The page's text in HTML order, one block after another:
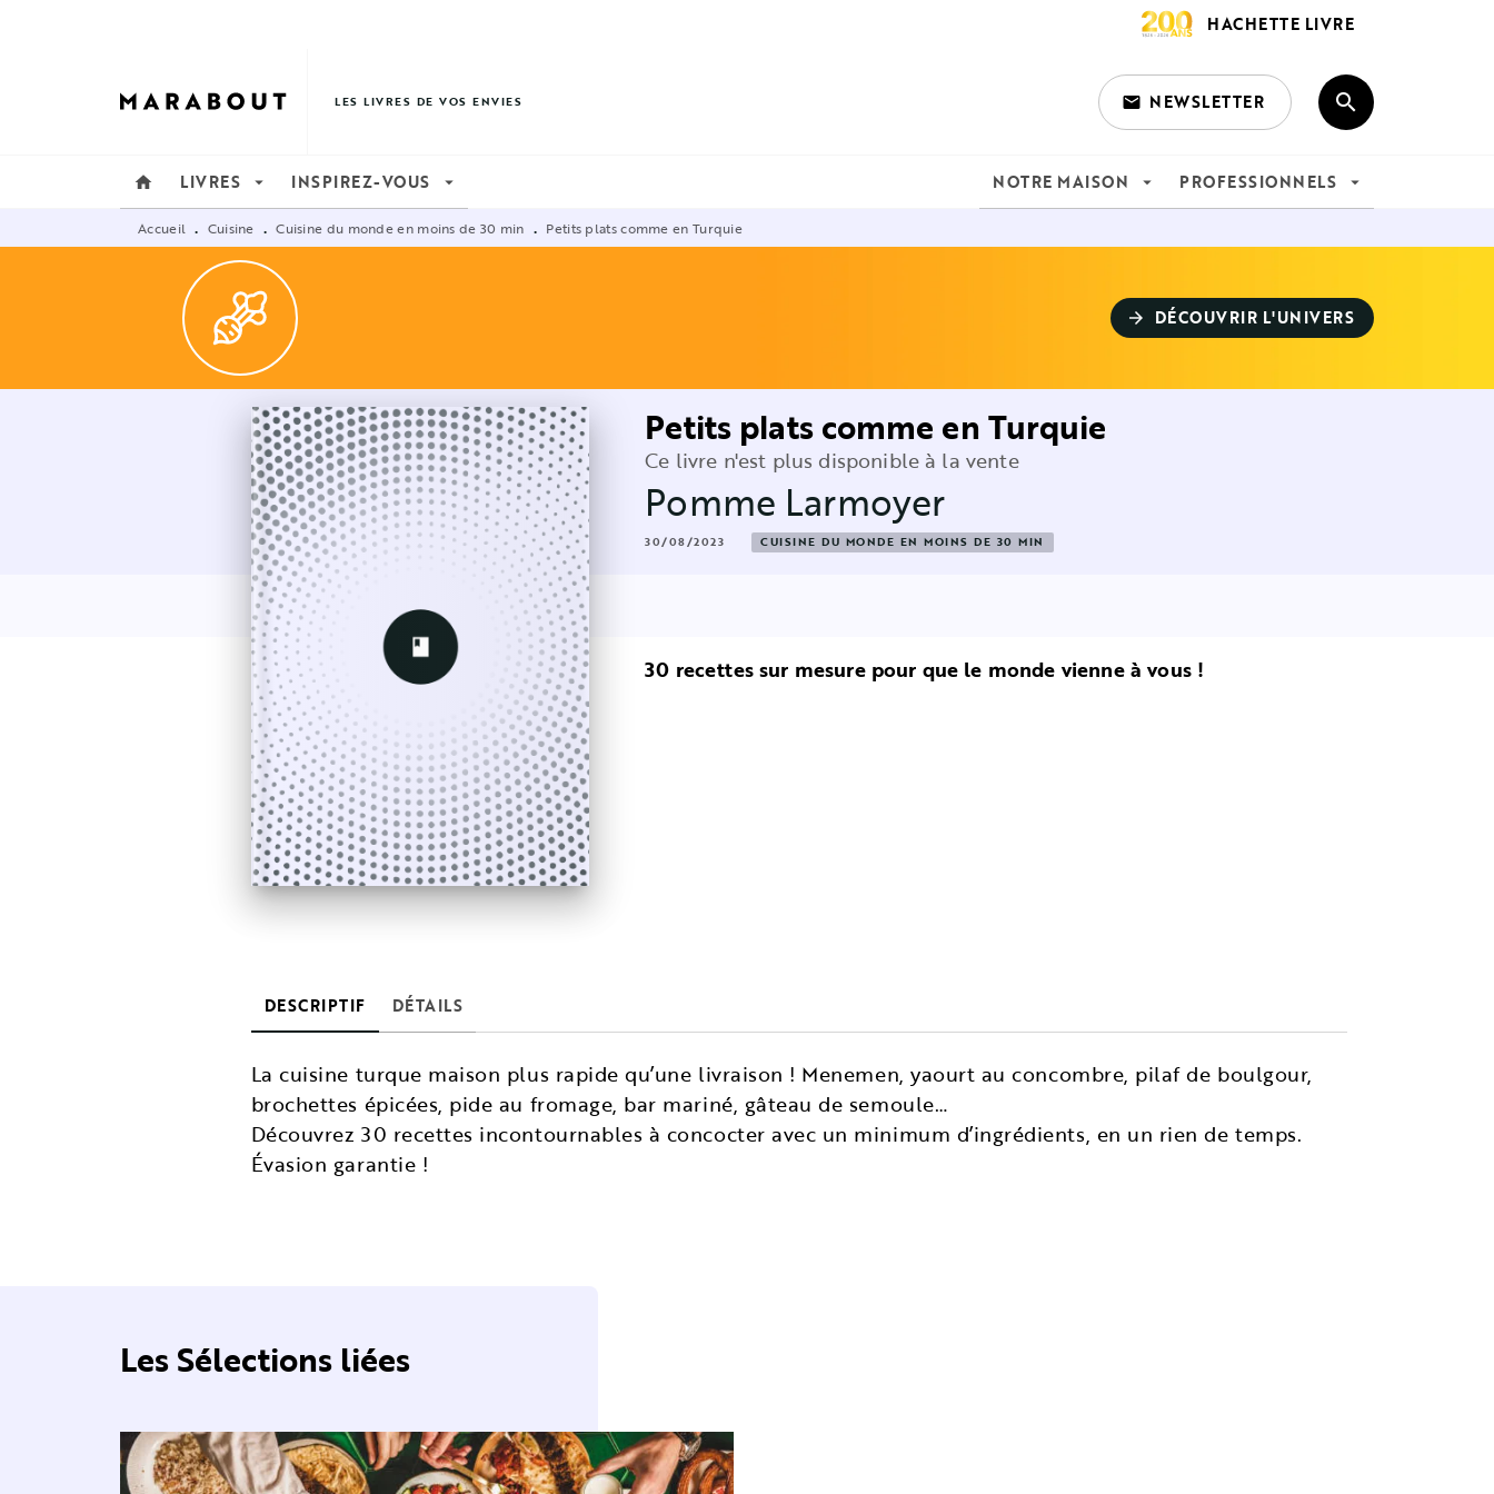
HACHETTE LIVRE
LES LIVRES DE VOS ENVIES email NEWSLETTER search
home LIVRES arrow_drop_down INSPIREZ-VOUS arrow_drop_down NOTRE MAISON arrow_drop_down PROFESSIONNELS arrow_drop_down
Accueil • Cuisine • Cuisine du monde en moins de 30 min • Petits plats comme en Turquie
arrow_forward DÉCOUVRIR L'UNIVERS
Petits plats comme en Turquie
Ce livre n'est plus disponible à la vente
Pomme Larmoyer
30/08/2023 CUISINE DU MONDE EN MOINS DE 30 MIN
30 recettes sur mesure pour que le monde vienne à vous !
DESCRIPTIF DÉTAILS
La cuisine turque maison plus rapide qu’une livraison ! Menemen, yaourt au concombre, pilaf de boulgour,
brochettes épicées, pide au fromage, bar mariné, gâteau de semoule…
Découvrez 30 recettes incontournables à concocter avec un minimum d’ingrédients, en un rien de temps.
Évasion garantie !
Les Sélections liées